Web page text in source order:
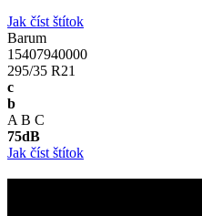
Jak číst štítok
Barum
15407940000
295/35 R21
c
b
A B C
75dB
Jak číst štítok